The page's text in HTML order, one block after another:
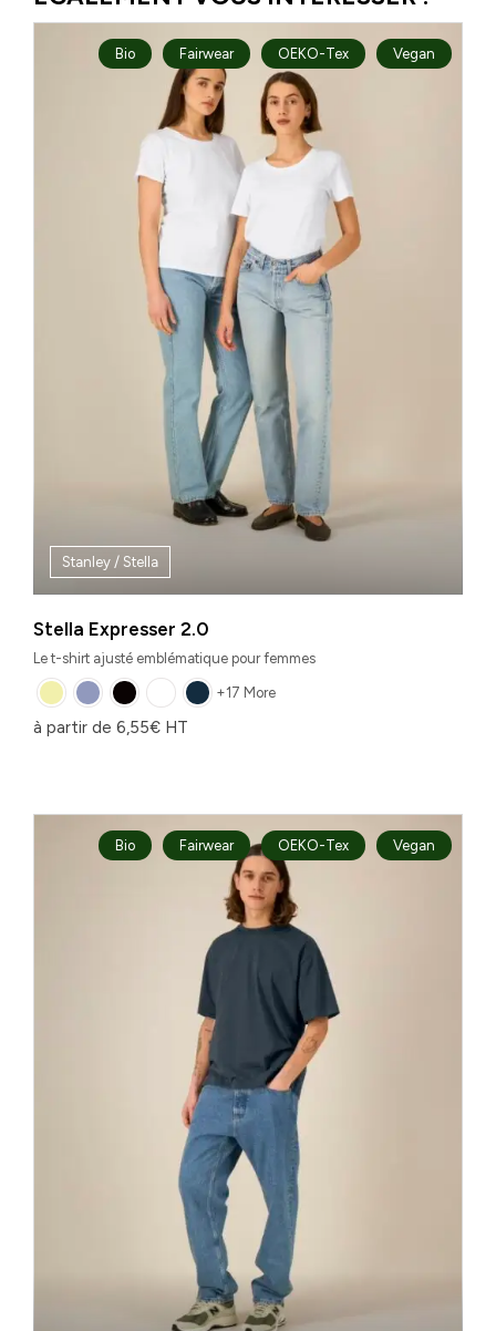
Bio Fairwear OEKO-Tex Vegan
Stanley / Stella
Stella Expresser 2.0
Le t-shirt ajusté emblématique pour femmes
+17 More
à partir de 6,55€ HT
Bio Fairwear OEKO-Tex Vegan